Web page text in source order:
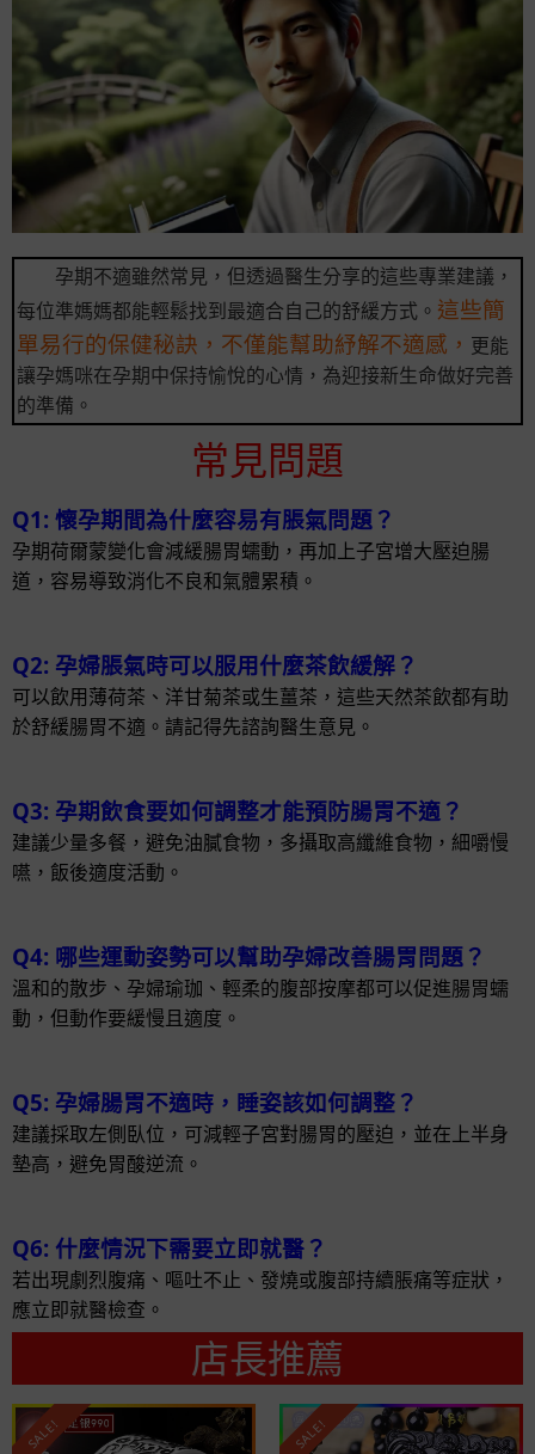
孕期不適雖然常見，但透過醫生分享的這些專業建議，
每位準媽媽都能輕鬆找到最適合自己的舒緩方式。 這些簡
單易行的保健秘訣，不僅能幫助紓解不適感， 更能
讓孕媽咪在孕期中保持愉悅的心情，為迎接新生命做好完善
的準備。
常見問題
Q1: 懷孕期間為什麼容易有脹氣問題？
孕期荷爾蒙變化會減緩腸胃蠕動，再加上子宮增大壓迫腸
道，容易導致消化不良和氣體累積。
Q2: 孕婦脹氣時可以服用什麼茶飲緩解？
可以飲用薄荷茶、洋甘菊茶或生薑茶，這些天然茶飲都有助
於舒緩腸胃不適。請記得先諮詢醫生意見。
Q3: 孕期飲食要如何調整才能預防腸胃不適？
建議少量多餐，避免油膩食物，多攝取高纖維食物，細嚼慢
嚥，飯後適度活動。
Q4: 哪些運動姿勢可以幫助孕婦改善腸胃問題？
溫和的散步、孕婦瑜珈、輕柔的腹部按摩都可以促進腸胃蠕
動，但動作要緩慢且適度。
Q5: 孕婦腸胃不適時，睡姿該如何調整？
建議採取左側臥位，可減輕子宮對腸胃的壓迫，並在上半身
墊高，避免胃酸逆流。
Q6: 什麼情況下需要立即就醫？
若出現劇烈腹痛、嘔吐不止、發燒或腹部持續脹痛等症狀，
應立即就醫檢查。
店長推薦
SALE! SALE!